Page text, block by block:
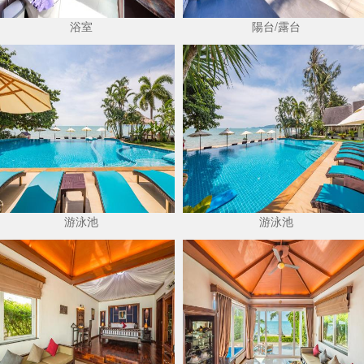
浴室 陽台/露台
游泳池 游泳池